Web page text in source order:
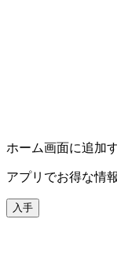
ホーム画面に追加
アプリでお得な情
入手